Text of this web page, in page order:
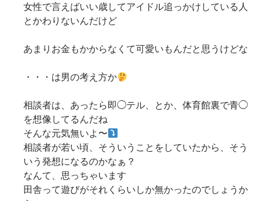
女性で言えばいい歳してアイドル追っかけしている人
とかわりないんだけど
あまりお金もかからなくて可愛いもんだと思うけどな
・・・は男の考え方か
相談者は、あったら即◯テル、とか、体育館裏で青◯
を想像してるんだね
そんな元気無いよ〜
相談者が若い頃、そういうことをしていたから、そう
いう発想になるのかなぁ？
なんて、思っちゃいます
田舎って遊びがそれくらいしか無かったのでしょうか